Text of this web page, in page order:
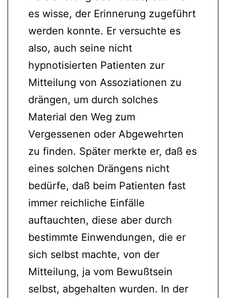
es wisse, der Erinnerung zugeführt
werden konnte. Er versuchte es
also, auch seine nicht
hypnotisierten Patienten zur
Mitteilung von Assoziationen zu
drängen, um durch solches
Material den Weg zum
Vergessenen oder Abgewehrten
zu finden. Später merkte er, daß es
eines solchen Drängens nicht
bedürfe, daß beim Patienten fast
immer reichliche Einfälle
auftauchten, diese aber durch
bestimmte Einwendungen, die er
sich selbst machte, von der
Mitteilung, ja vom Bewußtsein
selbst, abgehalten wurden. In der